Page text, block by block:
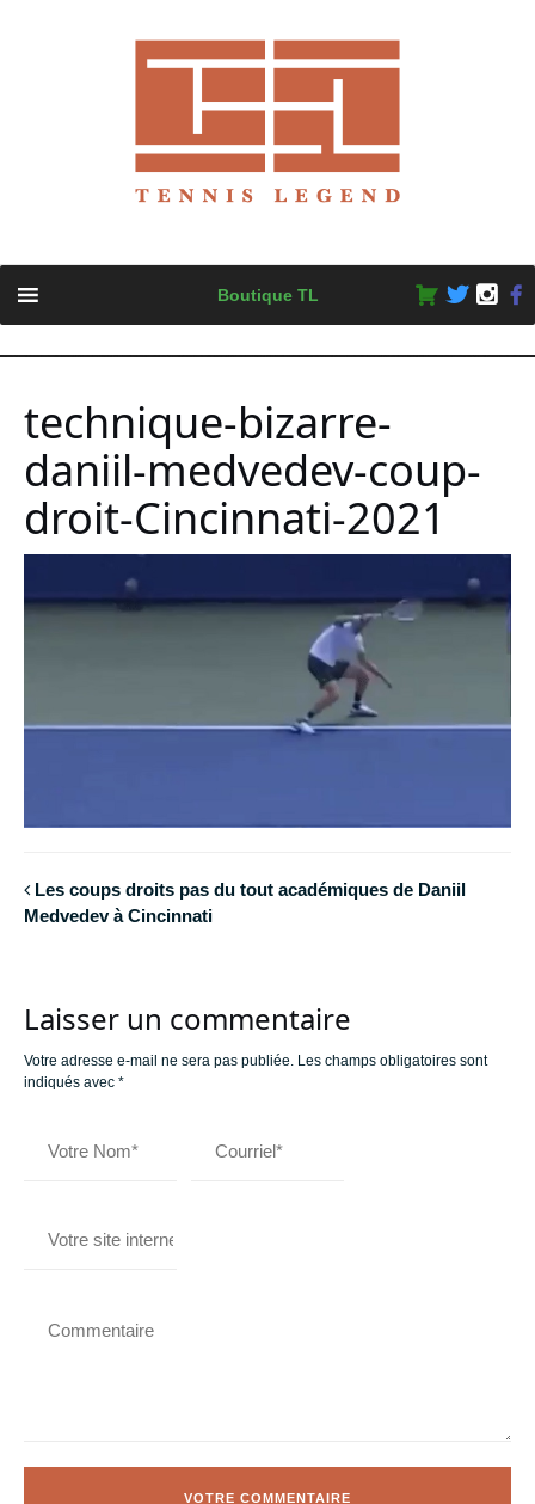
content
Boutique TL
technique-bizarre-
daniil-medvedev-coup-
droit-Cincinnati-2021
Les coups droits pas du tout académiques de Daniil
Medvedev à Cincinnati
Laisser un commentaire
Votre adresse e-mail ne sera pas publiée. Les champs obligatoires sont
indiqués avec *